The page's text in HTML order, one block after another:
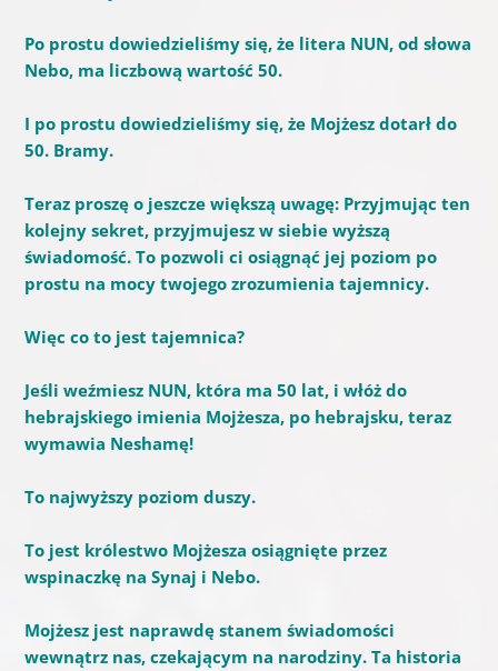
Po prostu dowiedzieliśmy się, że litera NUN, od słowa
Nebo, ma liczbową wartość 50.
I po prostu dowiedzieliśmy się, że Mojżesz dotarł do
50. Bramy.
Teraz proszę o jeszcze większą uwagę: Przyjmując ten
kolejny sekret, przyjmujesz w siebie wyższą
świadomość. To pozwoli ci osiągnąć jej poziom po
prostu na mocy twojego zrozumienia tajemnicy.
Więc co to jest tajemnica?
Jeśli weźmiesz NUN, która ma 50 lat, i włóż do
hebrajskiego imienia Mojżesza, po hebrajsku, teraz
wymawia Neshamę!
To najwyższy poziom duszy.
To jest królestwo Mojżesza osiągnięte przez
wspinaczkę na Synaj i Nebo.
Mojżesz jest naprawdę stanem świadomości
wewnątrz nas, czekającym na narodziny. Ta historia